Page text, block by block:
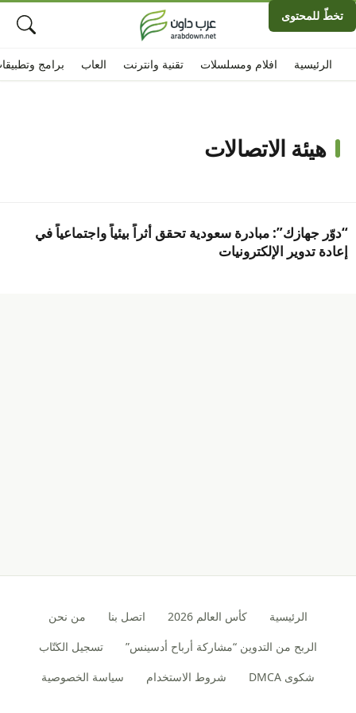
تخطّ للمحتوى
الرئيسية افلام ومسلسلات تقنية وانترنت العاب برامج
هيئة الاتصالات
“دوّر جهازك”: مبادرة سعودية تحقق أثراً بيئياً واجتماعياً في
إعادة تدوير الإلكترونيات
الرئيسية كأس العالم 2026 اتصل بنا
من نحن
الربح من التدوين “مشاركة أرباح أدسينس”
تسجيل الكتّاب
شكوى DMCA
شروط الاستخدام سياسة الخصوصية